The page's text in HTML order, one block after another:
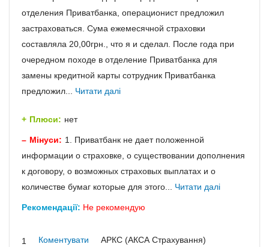
отделения Приватбанка, операционист предложил
застраховаться. Сума ежемесячной страховки
составляла 20,00грн., что я и сделал. После года при
очередном походе в отделение Приватбанка для
замены кредитной карты сотрудник Приватбанка
предложил... Читати далі
Плюси: нет
Мінуси: 1. Приватбанк не дает положенной
информации о страховке, о существовании дополнения
к договору, о возможных страховых выплатах и о
количестве бумаг которые для этого... Читати далі
Рекомендації: Не рекомендую
1 Коментувати АРКС (АКСА Страхування)